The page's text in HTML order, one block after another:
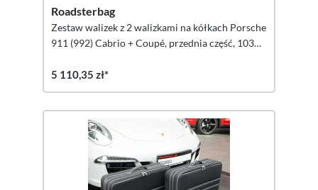
Roadsterbag
Zestaw walizek z 2 walizkami na kółkach Porsche
911 (992) Cabrio + Coupé, przednia część, 103
5 110,35 zł*